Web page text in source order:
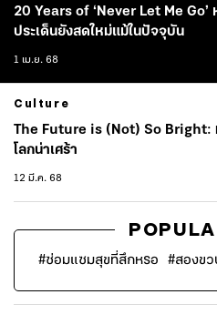
20 Years of ‘Never Let Me
ประเด็นยังสดใหม่แม้ในปัจจุบัน
1 เม.ย. 68
Culture
The Future is (Not) So Bright:
โลกน่าเศร้า
12 มี.ค. 68
#ซ่อมแซมสุขที่สึกหรอ #สองข